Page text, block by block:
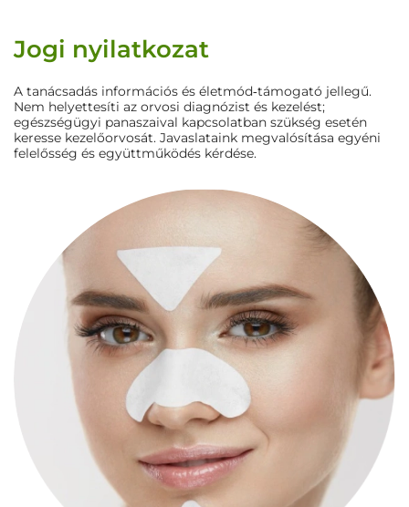
Jogi nyilatkozat
A tanácsadás információs és életmód‑támogató jellegű.
Nem helyettesíti az orvosi diagnózist és kezelést;
egészségügyi panaszaival kapcsolatban szükség esetén
keresse kezelőorvosát. Javaslataink megvalósítása egyéni
felelősség és együttműködés kérdése.